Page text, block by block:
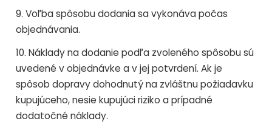
9. Voľba spôsobu dodania sa vykonáva počas
objednávania.
10. Náklady na dodanie podľa zvoleného spôsobu sú
uvedené v objednávke a v jej potvrdení. Ak je
spôsob dopravy dohodnutý na zvláštnu požiadavku
kupujúceho, nesie kupujúci riziko a prípadné
dodatočné náklady.